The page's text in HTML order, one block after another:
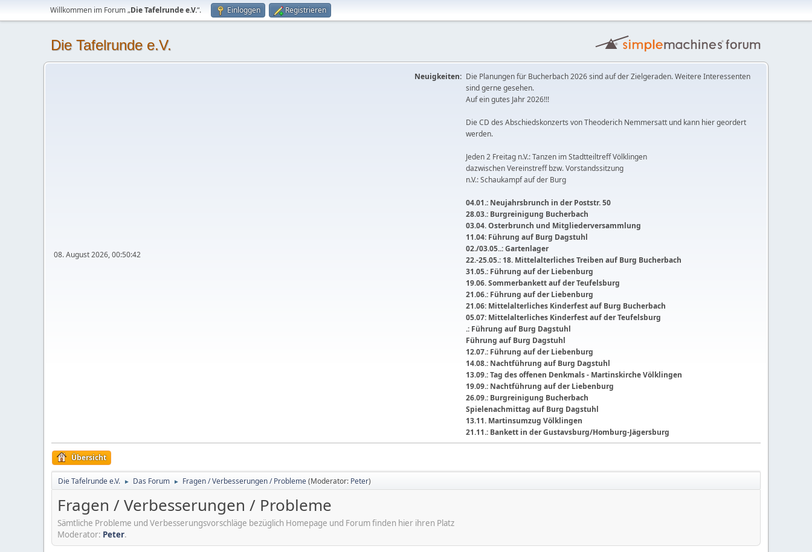
Willkommen im Forum „Die Tafelrunde e.V.“. Einloggen Registrieren
Die Tafelrunde e.V.
08. August 2026, 00:50:42
Neuigkeiten: Die Planungen für Bucherbach 2026 sind auf der Zielgeraden. Weitere Interessenten
sind gerne gesehen.
Auf ein gutes Jahr 2026!!!
Die CD des Abschiedskonzerts von Theoderich Nemmersatt und kann hier geordert
werden.
Jeden 2 Freitag n.V.: Tanzen im Stadtteiltreff Völklingen
dazwischen Vereinstreff bzw. Vorstandssitzung
n.V.: Schaukampf auf der Burg
04.01.: Neujahrsbrunch in der Poststr. 50
28.03.: Burgreinigung Bucherbach
03.04. Osterbrunch und Mitgliederversammlung
11.04: Führung auf Burg Dagstuhl
02./03.05..: Gartenlager
22.-25.05.: 18. Mittelalterliches Treiben auf Burg Bucherbach
31.05.: Führung auf der Liebenburg
19.06. Sommerbankett auf der Teufelsburg
21.06.: Führung auf der Liebenburg
21.06: Mittelalterliches Kinderfest auf Burg Bucherbach
05.07: Mittelalterliches Kinderfest auf der Teufelsburg
.: Führung auf Burg Dagstuhl
Führung auf Burg Dagstuhl
12.07.: Führung auf der Liebenburg
14.08.: Nachtführung auf Burg Dagstuhl
13.09.: Tag des offenen Denkmals - Martinskirche Völklingen
19.09.: Nachtführung auf der Liebenburg
26.09.: Burgreinigung Bucherbach
Spielenachmittag auf Burg Dagstuhl
13.11. Martinsumzug Völklingen
21.11.: Bankett in der Gustavsburg/Homburg-Jägersburg
Übersicht
Die Tafelrunde e.V. ► Das Forum ► Fragen / Verbesserungen / Probleme(Moderator: Peter)
Fragen / Verbesserungen / Probleme
Sämtliche Probleme und Verbesserungsvorschläge bezüglich Homepage und Forum finden hier ihren Platz
Moderator: Peter.